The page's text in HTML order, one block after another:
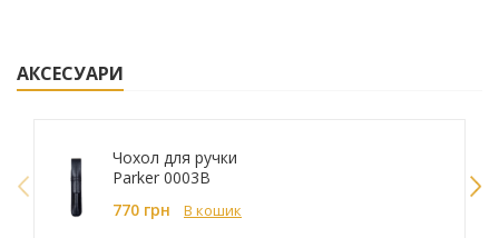
АКСЕСУАРИ
Чохол для ручки
Parker 0003B
770 грн
В кошик